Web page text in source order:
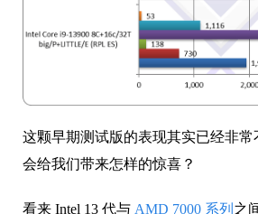
这颗早期测试版的表现其实已经非常
会给我们带来怎样的惊喜？
看来 Intel 13 代与 AMD 7000 系列 之